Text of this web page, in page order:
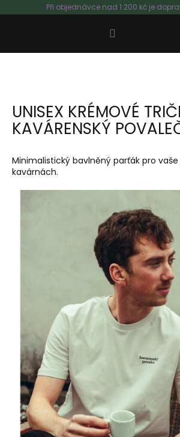
na
Při objednávce nad 1.200 kč je
UNISEX KRÉMOVÉ
KAVÁRENSKÝ
Minimalistický bavlněný parťák pro
kavárnách.